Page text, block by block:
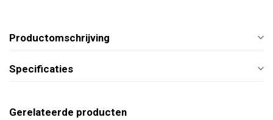
Productomschrijving
Specificaties
Gerelateerde producten